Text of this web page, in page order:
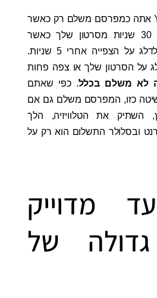
בפרסום ב- YouTube אתה כמפרסם משלם רק כאשר
הצופה רואה לפחות 30 שניות מסרטון שלך כאשר
לצופה יש אפשרות לדלג על הצפייה אחרי 5 שניות.
על הסרטון שלך או צפה פחות
לא משלם בכלל. כפי שאתם
שיטה כזו, המפרסם משלם גם אם
השתיק את הטלוויזיה, הלך
ובסלולר התשלום הוא רק על
מדוייק
של